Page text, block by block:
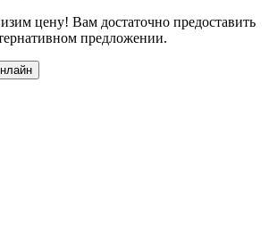
цену! Вам достаточно предоставить
предложении.